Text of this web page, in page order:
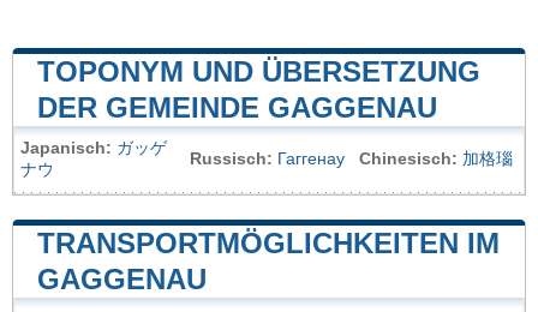
TOPONYM UND ÜBERSETZUNG
DER GEMEINDE GAGGENAU
Japanisch: ガッゲ
ナウ
Russisch: Гаггенау Chinesisch: 加格瑙
TRANSPORTMÖGLICHKEITEN IM
GAGGENAU